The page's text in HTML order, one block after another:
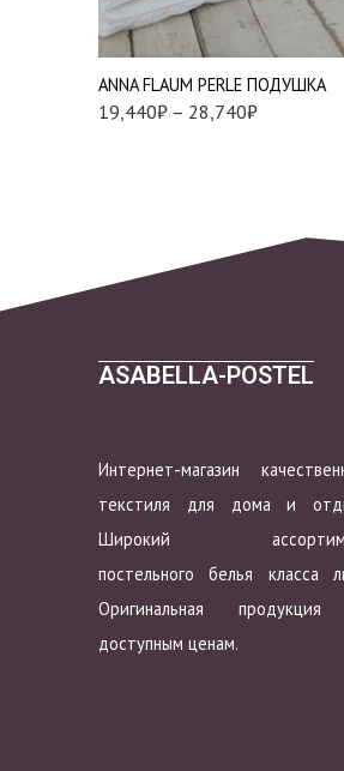
ANNA FLAUM PERLE ПОДУШКА
19,440₽ – 28,740₽
Мягкая
Упругая
ASABELLA-POSTEL
Интернет-магазин
текстиля для дома и
Широкий
постельного белья класса
Оригинальная
доступным ценам.